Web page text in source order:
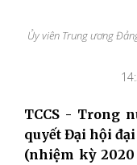
Ủy viên Trung ương
TCCS - Trong
quyết Đại hội
(nhiệm kỳ 2020